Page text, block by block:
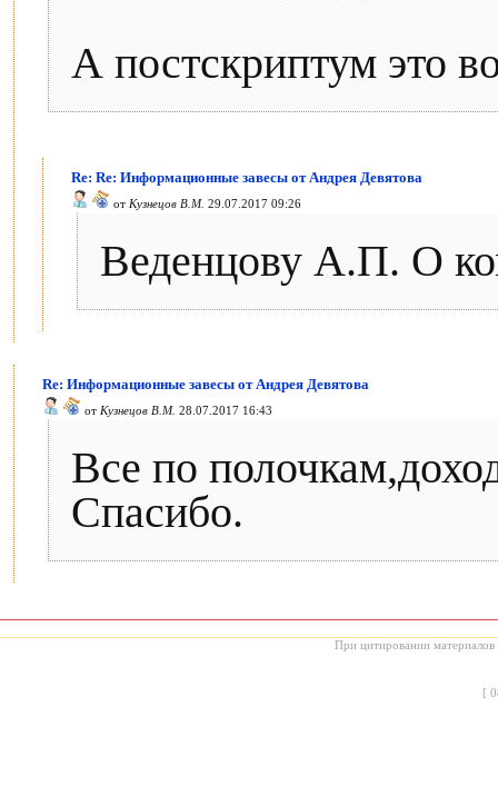
А постскриптум это
Re: Re: Информационные завесы от Андрея Девятова
от Кузнецов В.М. 29.07.2017 09:26
Веденцову А.П. О
Re: Информационные завесы от Андрея Девятова
от Кузнецов В.М. 28.07.2017 16:43
Все по
Спасибо.
При цитировании материалов
[